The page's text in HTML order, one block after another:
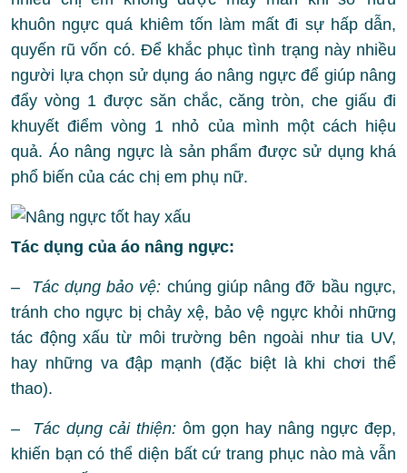
khuôn ngực quá khiêm tốn làm mất đi sự hấp dẫn,
quyến rũ vốn có. Để khắc phục tình trạng này nhiều
người lựa chọn sử dụng áo nâng ngực để giúp nâng
đẩy vòng 1 được săn chắc, căng tròn, che giấu đi
khuyết điểm vòng 1 nhỏ của mình một cách hiệu
quả. Áo nâng ngực là sản phẩm được sử dụng khá
phổ biến của các chị em phụ nữ.
Tác dụng của áo nâng ngực:
– Tác dụng bảo vệ: chúng giúp nâng đỡ bầu ngực,
tránh cho ngực bị chảy xệ, bảo vệ ngực khỏi những
tác động xấu từ môi trường bên ngoài như tia UV,
hay những va đập mạnh (đặc biệt là khi chơi thể
thao).
– Tác dụng cải thiện: ôm gọn hay nâng ngực đẹp,
khiến bạn có thể diện bất cứ trang phục nào mà vẫn